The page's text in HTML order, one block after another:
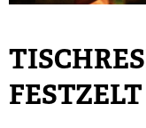
FESTZELT